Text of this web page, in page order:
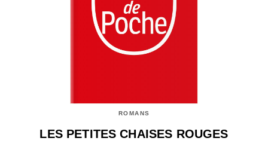
ROMANS
LES PETITES CHAISES ROUGES